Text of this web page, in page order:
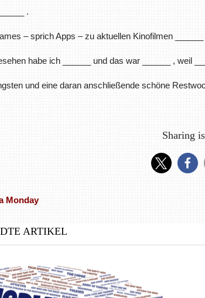
.
– sprich Apps – zu aktuellen Kinofilmen ______
habe ich ______ und das war ______ , weil
und eine daran anschließende schöne
Sharing
Monday
ARTIKEL